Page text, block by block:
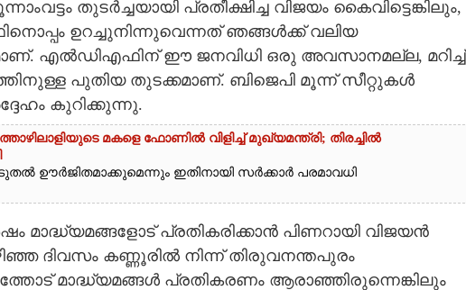
തുടർച്ചയായി പ്രതീക്ഷിച്ച വിജയം കൈവിട്ടെങ്കിലും,
ഉറച്ചുനിന്നുവെന്നത് ഞങ്ങൾക്ക് വലിയ
എൽഡിഎഫിന് ഈ ജനവിധി ഒരു അവസാനമല്ല, മറിച്ച്
പുതിയ തുടക്കമാണ്. ബിജെപി മൂന്ന് സീറ്റുകൾ
കുറിക്കുന്നു.
മകളെ ഫോണിൽ വിളിച്ച് മുഖ്യമന്ത്രി; തിരച്ചിൽ
ഊർജിതമാക്കുമെന്നും ഇതിനായി സർക്കാർ പരമാവധി
മാദ്ധ്യമങ്ങളാേട് പ്രതികരിക്കാൻ പിണറായി വിജയൻ
ദിവസം കണ്ണൂരിൽ നിന്ന് തിരുവനന്തപുരം
മാദ്ധ്യമങ്ങൾ പ്രതികരണം ആരാഞ്ഞിരുന്നെങ്കിലും